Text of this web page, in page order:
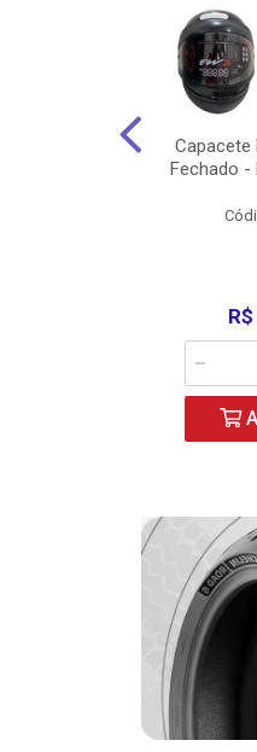
Capacete
Fechado -